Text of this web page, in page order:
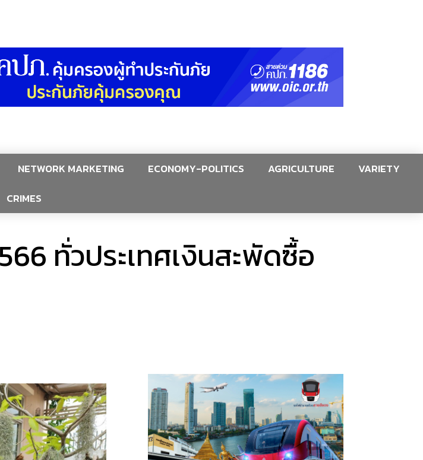
NETWORK MARKETING ECONOMY-POLITICS AGRICULTURE
VARIETY
CRIMES
ทั่วประเทศเงินสะพัดซื้อ